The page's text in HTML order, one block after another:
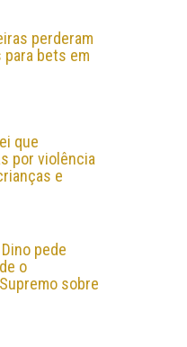
perderam
para bets em
que
por violência
e
pede
o
sobre